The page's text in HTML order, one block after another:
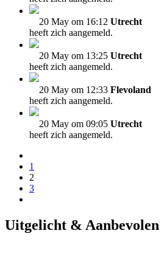
20 May om 16:12 Utrecht
heeft zich aangemeld.
20 May om 13:25 Utrecht
heeft zich aangemeld.
20 May om 12:33 Flevoland
heeft zich aangemeld.
20 May om 09:05 Utrecht
heeft zich aangemeld.
1
2
3
Uitgelicht & Aanbevolen